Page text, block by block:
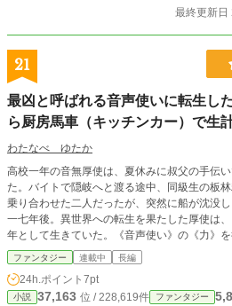
最終更新日
21
最凶と呼ばれる音声使いに転生し
ら厨房馬車（キッチンカー）で生
わたなべ ゆたか
高校一年の音無厚使は、夏休みに叔父の手伝
た。バイトで隠岐へと渡る途中、同級生の板
乗り合わせた二人だったが、突然に船が沈没
一七年後。異世界への転生を果たした厚使は
年として生きていた。《音声使い》の《力》
かるように、ラオンという国で隊商を率いて
ー）で屋台染みた商売をしていたが、とある
クラネスは家族から蔑まれていたアリオナが
界転生チート物、ボーイミーツガール風味で
ファンタジー 連載中 長編
24h.ポイント 7pt
小説 37,163 位 / 228,619件 ファンタジー